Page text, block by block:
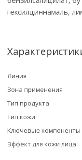
гексилциннамаль,
Линия
Зона применения
Тип продукта
Тип кожи
Ключевые компоненты
Эффект для кожи лица